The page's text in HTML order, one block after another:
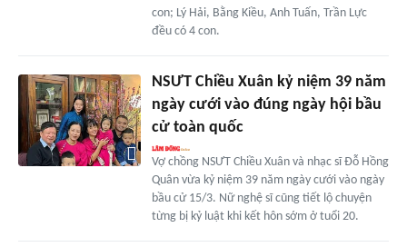
con; Lý Hải, Bằng Kiều, Anh Tuấn, Trần Lực
đều có 4 con.
NSƯT Chiều Xuân kỷ niệm 39 năm
ngày cưới vào đúng ngày hội bầu
cử toàn quốc
Vợ chồng NSƯT Chiều Xuân và nhạc sĩ Đỗ Hồng
Quân vừa kỷ niệm 39 năm ngày cưới vào ngày
bầu cử 15/3. Nữ nghệ sĩ cũng tiết lộ chuyện
từng bị kỷ luật khi kết hôn sớm ở tuổi 20.